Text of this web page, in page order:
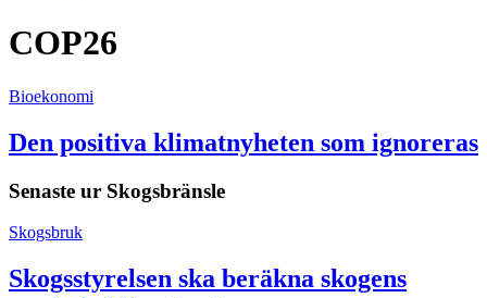
COP26
Bioekonomi
Den positiva klimatnyheten som ignoreras
Senaste ur Skogsbränsle
Skogsbruk
Skogsstyrelsen ska beräkna skogens